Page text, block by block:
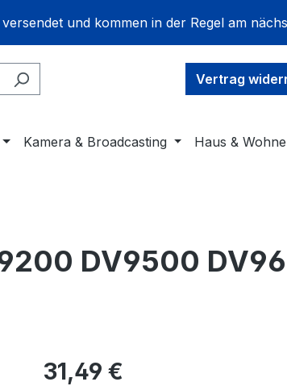
und kommen in der Regel am
Vertrag
Kamera & Broadcasting Haus &
DV9500
31,49 €